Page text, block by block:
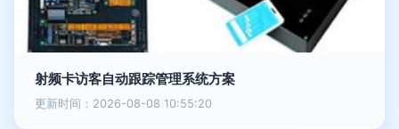
射频卡访客自动跟踪管理系统方案
更新时间：2026-08-08 10:55:20